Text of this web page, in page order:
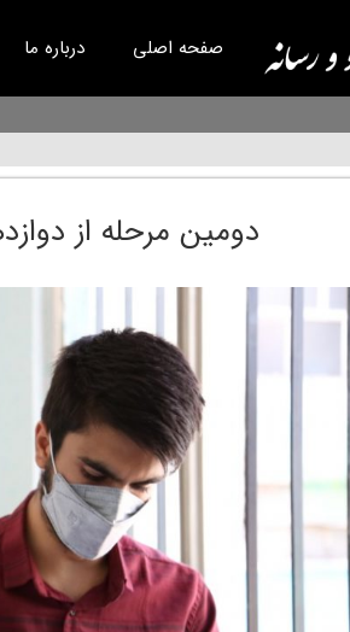
صفحه اصلی درباره ما
دومین مرحله از